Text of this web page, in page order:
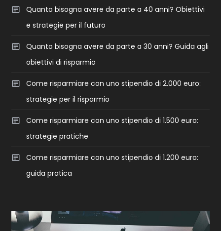
Quanto bisogna avere da parte a 40 anni? Obiettivi
e strategie per il futuro
Quanto bisogna avere da parte a 30 anni? Guida agli
obiettivi di risparmio
Come risparmiare con uno stipendio di 2.000 euro:
strategie per il risparmio
Come risparmiare con uno stipendio di 1.500 euro:
strategie pratiche
Come risparmiare con uno stipendio di 1.200 euro:
guida pratica